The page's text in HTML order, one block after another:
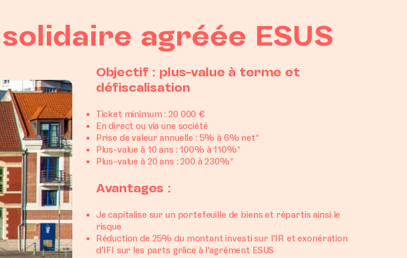
agréée ESUS
Objectif : plus-value à terme et
défiscalisation
Ticket minimum : 20 000 €
En direct ou via une société
Prise de valeur annuelle : 5% à 6% net*
Plus-value à 10 ans : 100% à 110%*
Plus-value à 20 ans : 200 à 230%*
Avantages :
Je capitalise sur un portefeuille de biens et répartis ainsi le
risque
Réduction de 25% du montant investi sur l’IR et exonération
d’IFI sur les parts grâce à l’agrément ESUS